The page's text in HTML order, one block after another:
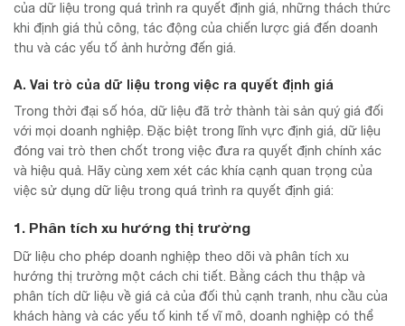
của dữ liệu trong quá trình ra quyết định giá, những thách thức
khi định giá thủ công, tác động của chiến lược giá đến doanh
thu và các yếu tố ảnh hưởng đến giá.
A. Vai trò của dữ liệu trong việc ra quyết định giá
Trong thời đại số hóa, dữ liệu đã trở thành tài sản quý giá đối
với mọi doanh nghiệp. Đặc biệt trong lĩnh vực định giá, dữ liệu
đóng vai trò then chốt trong việc đưa ra quyết định chính xác
và hiệu quả. Hãy cùng xem xét các khía cạnh quan trọng của
việc sử dụng dữ liệu trong quá trình ra quyết định giá:
1. Phân tích xu hướng thị trường
Dữ liệu cho phép doanh nghiệp theo dõi và phân tích xu
hướng thị trường một cách chi tiết. Bằng cách thu thập và
phân tích dữ liệu về giá cả của đối thủ cạnh tranh, nhu cầu của
khách hàng và các yếu tố kinh tế vĩ mô, doanh nghiệp có thể